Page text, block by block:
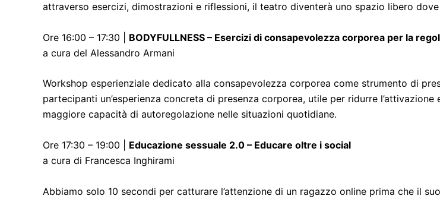
attraverso esercizi, dimostrazioni e riflessioni, il teatro diventerà uno spazio libero
Ore 16:00 – 17:30 | BODYFULLNESS – Esercizi di consapevolezza corporea per la
a cura del Alessandro Armani
Workshop esperienziale dedicato alla consapevolezza corporea come strumento di
partecipanti un’esperienza concreta di presenza corporea, utile per ridurre
maggiore capacità di autoregolazione nelle situazioni quotidiane.
Ore 17:30 – 19:00 | Educazione sessuale 2.0 – Educare oltre i social
a cura di Francesca Inghirami
Abbiamo solo 10 secondi per catturare l’attenzione di un ragazzo online prima che il